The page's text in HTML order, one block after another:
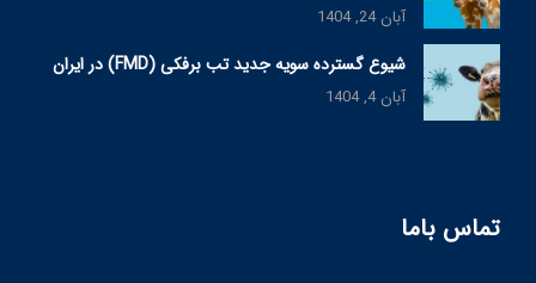
آبان 24, 1404
شیوع گسترده سویه جدید تب برفکی (FMD) در ایران
آبان 4, 1404
تماس باما